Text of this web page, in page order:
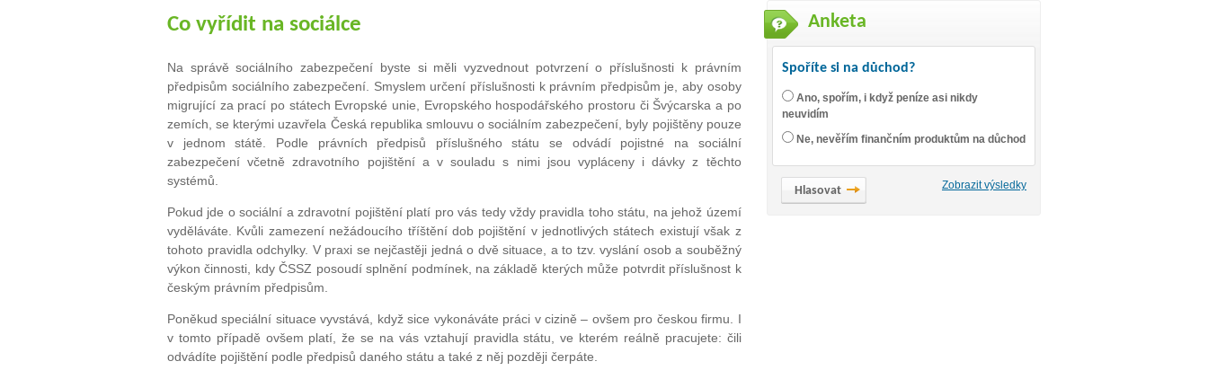
Co vyřídit na sociálce
Na správě sociálního zabezpečení byste si měli vyzvednout potvrzení o příslušnosti k právním
předpisům sociálního zabezpečení. Smyslem určení příslušnosti k právním předpisům je, aby osoby
migrující za prací po státech Evropské unie, Evropského hospodářského prostoru či Švýcarska a po
zemích, se kterými uzavřela Česká republika smlouvu o sociálním zabezpečení, byly pojištěny pouze
v jednom státě. Podle právních předpisů příslušného státu se odvádí pojistné na sociální
zabezpečení včetně zdravotního pojištění a v souladu s nimi jsou vypláceny i dávky z těchto
systémů.
Pokud jde o sociální a zdravotní pojištění platí pro vás tedy vždy pravidla toho státu, na jehož území
vyděláváte. Kvůli zamezení nežádoucího tříštění dob pojištění v jednotlivých státech existují však z
tohoto pravidla odchylky. V praxi se nejčastěji jedná o dvě situace, a to tzv. vyslání osob a souběžný
výkon činnosti, kdy ČSSZ posoudí splnění podmínek, na základě kterých může potvrdit příslušnost k
českým právním předpisům.
Poněkud speciální situace vyvstává, když sice vykonáváte práci v cizině – ovšem pro českou firmu. I
v tomto případě ovšem platí, že se na vás vztahují pravidla státu, ve kterém reálně pracujete: čili
odvádíte pojištění podle předpisů daného státu a také z něj později čerpáte.
Anketa
Spoříte si na důchod?
Ano, spořím, i když peníze asi nikdy
neuvidím
Ne, nevěřím finančním produktům na důchod
Zobrazit výsledky